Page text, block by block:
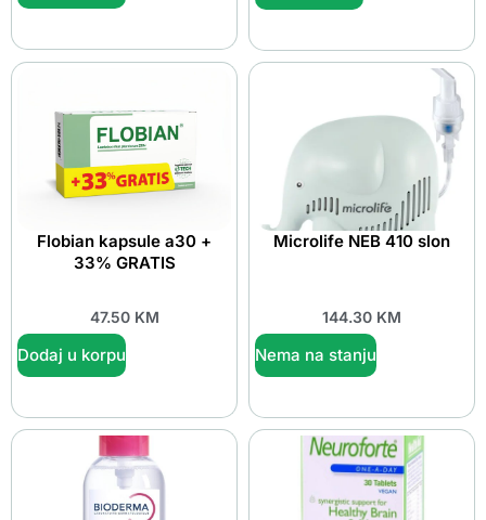
Flobian kapsule a30 +
33% GRATIS
47.50 KM
Dodaj u korpu
Microlife NEB 410 slon
144.30 KM
Nema na stanju